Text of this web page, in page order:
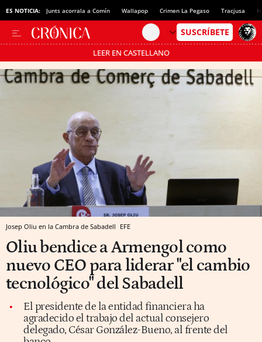
ES NOTICIA: Junts acorrala a Comín Wallapop Crimen La Pegaso Tracjusa
LEER EN CASTELLANO
Pásate al MODO AHORRO
Josep Oliu en la Cambra de Sabadell EFE
Oliu bendice a Armengol como
nuevo CEO para liderar "el cambio
tecnológico" del Sabadell
El presidente de la entidad financiera ha
agradecido el trabajo del actual consejero
delegado, César González-Bueno, al frente del